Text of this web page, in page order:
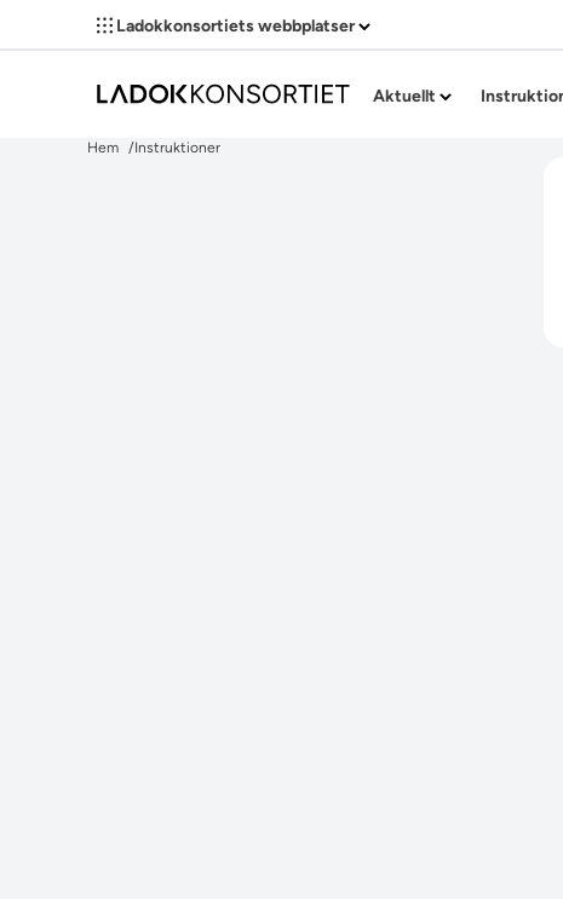
Ladokkonsortiets webbplatser
Aktuellt
Hem Instruktioner